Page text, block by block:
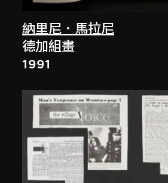
納里尼．馬拉尼
德加組畫
1991